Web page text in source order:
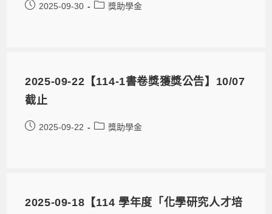
2025-09-30 獎助學金
2025-09-22【114-1書卷獎獲獎公告】10/07
截止
2025-09-22 獎助學金
2025-09-18【114 學年度「化學研究人才培